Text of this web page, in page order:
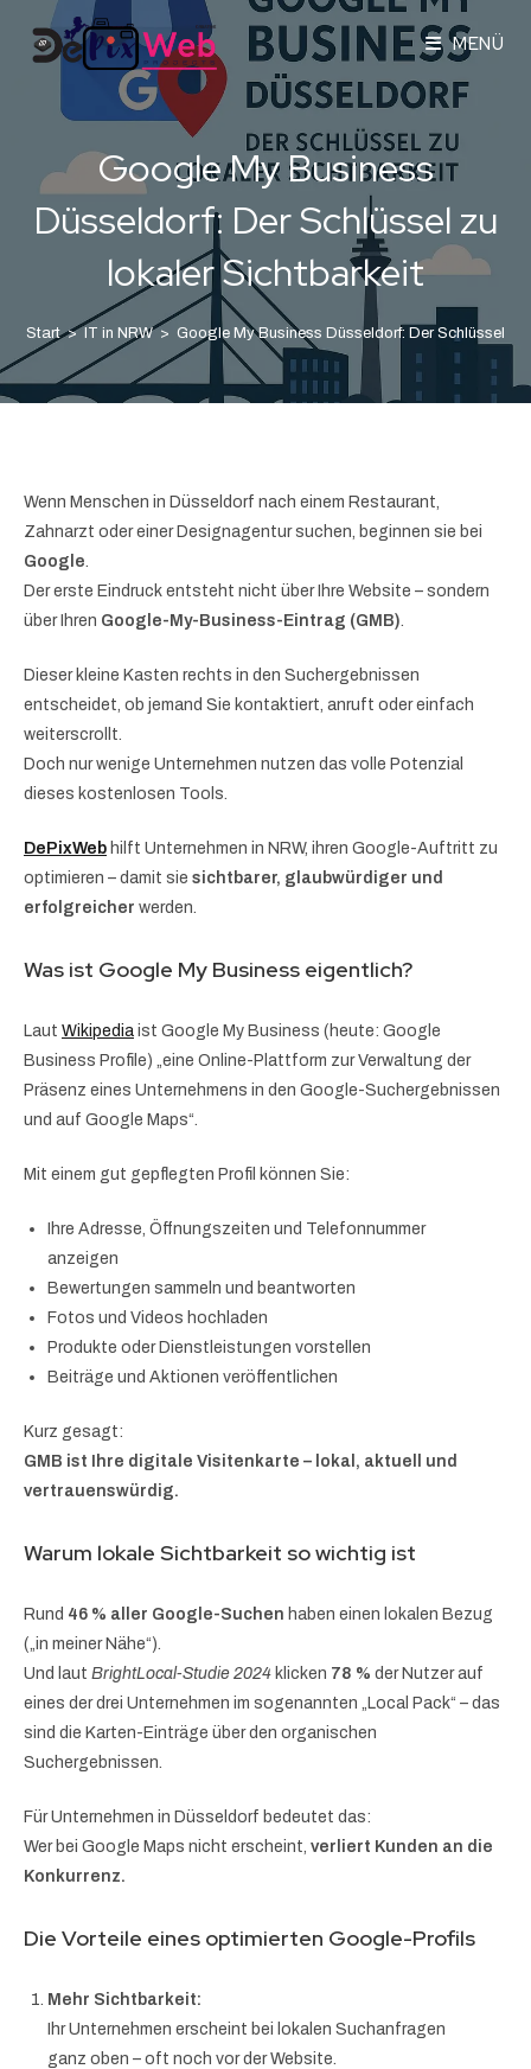
MENÜ
Google My Business
Düsseldorf: Der Schlüssel zu
lokaler Sichtbarkeit
Start > IT in NRW > Google My Business Düsseldorf: Der Schlüssel
Wenn Menschen in Düsseldorf nach einem Restaurant,
Zahnarzt oder einer Designagentur suchen, beginnen sie bei
Google.
Der erste Eindruck entsteht nicht über Ihre Website – sondern
über Ihren Google-My-Business-Eintrag (GMB).
Dieser kleine Kasten rechts in den Suchergebnissen
entscheidet, ob jemand Sie kontaktiert, anruft oder einfach
weiterscrollt.
Doch nur wenige Unternehmen nutzen das volle Potenzial
dieses kostenlosen Tools.
DePixWeb hilft Unternehmen in NRW, ihren Google-Auftritt zu
optimieren – damit sie sichtbarer, glaubwürdiger und
erfolgreicher werden.
Was ist Google My Business eigentlich?
Laut Wikipedia ist Google My Business (heute: Google
Business Profile) „eine Online-Plattform zur Verwaltung der
Präsenz eines Unternehmens in den Google-Suchergebnissen
und auf Google Maps“.
Mit einem gut gepflegten Profil können Sie:
Ihre Adresse, Öffnungszeiten und Telefonnummer
anzeigen
Bewertungen sammeln und beantworten
Fotos und Videos hochladen
Produkte oder Dienstleistungen vorstellen
Beiträge und Aktionen veröffentlichen
Kurz gesagt:
GMB ist Ihre digitale Visitenkarte – lokal, aktuell und
vertrauenswürdig.
Warum lokale Sichtbarkeit so wichtig ist
Rund 46 % aller Google-Suchen haben einen lokalen Bezug
(„in meiner Nähe“).
Und laut BrightLocal-Studie 2024 klicken 78 % der Nutzer auf
eines der drei Unternehmen im sogenannten „Local Pack“ – das
sind die Karten-Einträge über den organischen
Suchergebnissen.
Für Unternehmen in Düsseldorf bedeutet das:
Wer bei Google Maps nicht erscheint, verliert Kunden an die
Konkurrenz.
Die Vorteile eines optimierten Google-Profils
Mehr Sichtbarkeit:
Ihr Unternehmen erscheint bei lokalen Suchanfragen
ganz oben – oft noch vor der Website.